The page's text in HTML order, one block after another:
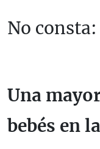
No
Una
bebés en